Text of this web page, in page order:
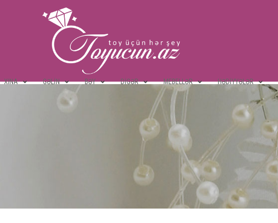
XINA GƏLIN BƏY DIGƏR MEBELLƏR HƏDIYYƏLƏR